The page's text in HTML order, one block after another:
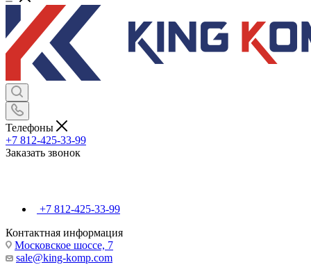
Телефоны
+7 812-425-33-99
Заказать звонок
+7 812-425-33-99
Контактная информация
Московское шоссе, 7
sale@king-komp.com